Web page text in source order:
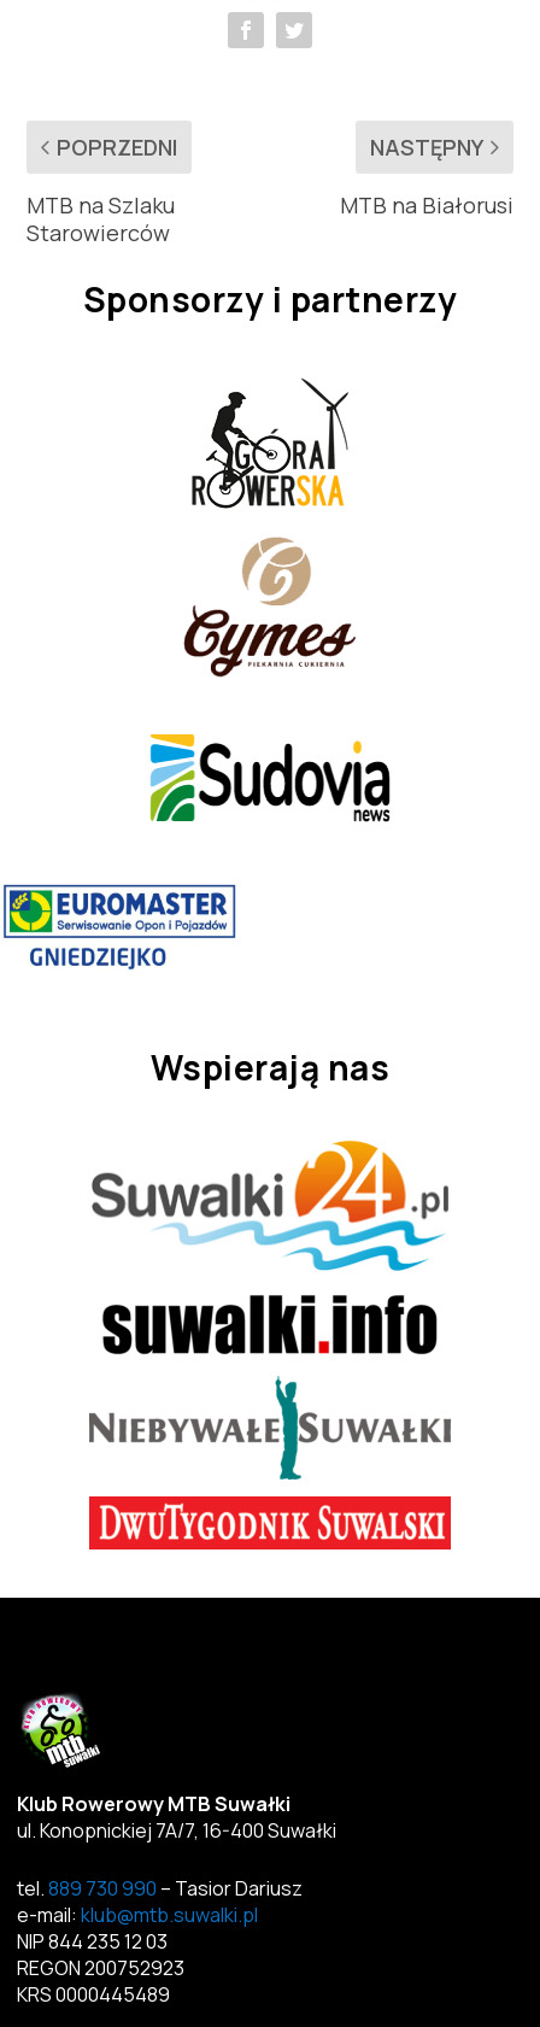
POPRZEDNI
MTB na Szlaku
Starowierców
NASTĘPNY
MTB na Białorusi
Sponsorzy i partnerzy
Wspierają nas
Klub Rowerowy MTB Suwałki
ul. Konopnickiej 7A/7, 16-400 Suwałki
tel.889 730 990 – Tasior Dariusz
e-mail: klub@mtb.suwalki.pl
NIP 844 235 12 03
REGON 200752923
KRS 0000445489